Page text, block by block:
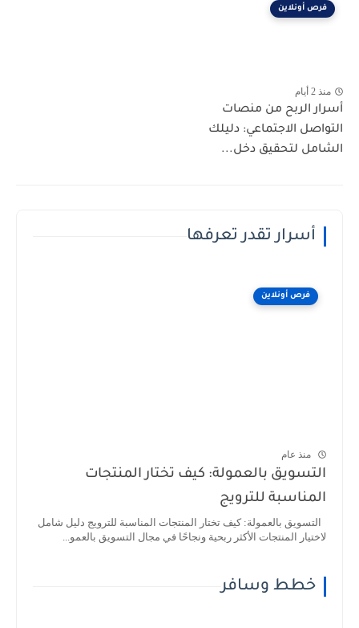
فرص أونلاين
منذ 2 أيام
أسرار الربح من منصات
التواصل الاجتماعي: دليلك
الشامل لتحقيق دخل...
أسرار تقدر تعرفها
فرص أونلاين
منذ عام
التسويق بالعمولة: كيف تختار المنتجات
المناسبة للترويج
التسويق بالعمولة: كيف تختار المنتجات المناسبة للترويج دليل شامل
لاختيار المنتجات الأكثر ربحية ونجاحًا في مجال التسويق بالعمو...
خطط وسافر